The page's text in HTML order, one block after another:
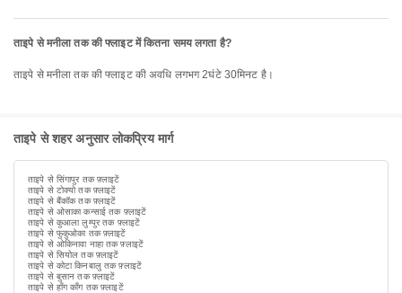
ताइपे से मनीला तक की फ्लाइट में कितना समय लगता है?
ताइपे से मनीला तक की फ्लाइट की अवधि लगभग 2घंटे 30मिनट है।
ताइपे से शहर अनुसार लोकप्रिय मार्ग
ताइपे से सिंगापुर तक फ़्लाइटें
ताइपे से टोक्यो तक फ़्लाइटें
ताइपे से बैंकॉक तक फ़्लाइटें
ताइपे से ओसाका कन्साई तक फ़्लाइटें
ताइपे से कुआला लुम्पुर तक फ़्लाइटें
ताइपे से फुकुओका तक फ़्लाइटें
ताइपे से ओकिनावा नाहा तक फ़्लाइटें
ताइपे से सियोल तक फ़्लाइटें
ताइपे से कोटा किनबालु तक फ़्लाइटें
ताइपे से बुसान तक फ़्लाइटें
ताइपे से हाँग काँग तक फ़्लाइटें